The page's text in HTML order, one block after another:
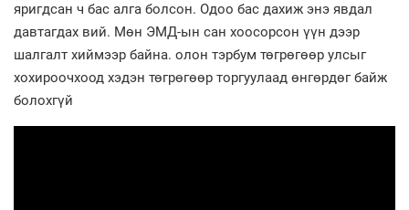
яригдсан ч бас алга болсон. Одоо бас дахиж энэ явдал
давтагдах вий. Мөн ЭМД-ын сан хоосорсон үүн дээр
шалгалт хиймээр байна. олон тэрбум төгрөгөөр улсыг
хохироочхоод хэдэн төгрөгөөр торгуулаад өнгөрдөг байж
болохгүй